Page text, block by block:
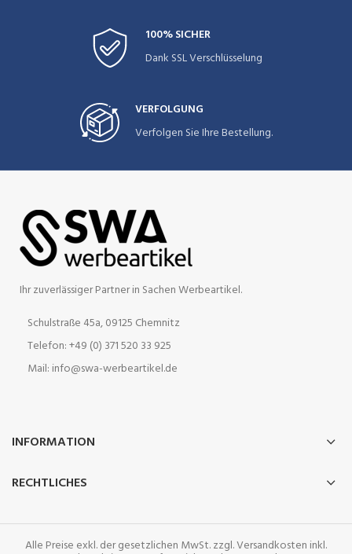
100% SICHER
Dank SSL Verschlüsselung
VERFOLGUNG
Verfolgen Sie Ihre Bestellung.
Ihr zuverlässiger Partner in Sachen Werbeartikel.
Schulstraße 45a, 09125 Chemnitz
Telefon: +49 (0) 371 520 33 925
Mail: info@swa-werbeartikel.de
INFORMATION
RECHTLICHES
Alle Preise exkl. der gesetzlichen MwSt. zzgl. Versandkosten inkl.